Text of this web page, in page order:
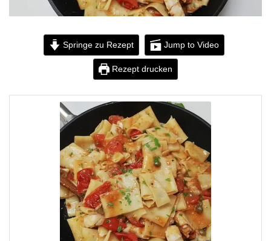
Springe zu Rezept Jump to Video
Rezept drucken